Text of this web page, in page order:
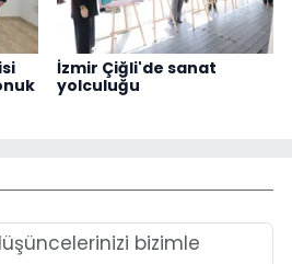
İzmir Çiğli'de sanat
yolculuğu